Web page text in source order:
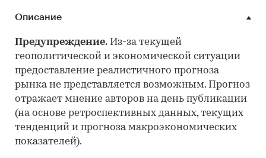
Описание
Предупреждение. Из-за текущей
геополитической и экономической ситуации
предоставление реалистичного прогноза
рынка не представляется возможным. Прогноз
отражает мнение авторов на день публикации
(на основе ретроспективных данных, текущих
тенденций и прогноза макроэкономических
показателей).